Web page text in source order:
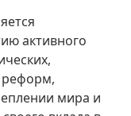
активного
реформ,
мира и